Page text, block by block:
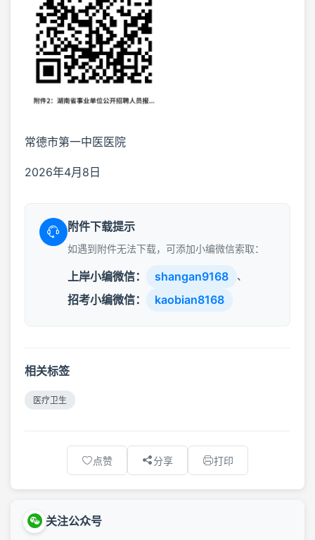
常德市第一中医医院
2026年4月8日
附件下载提示
如遇到附件无法下载，可添加小编微信索取：
上岸小编微信： shangan9168 、
招考小编微信： kaobian8168
相关标签
医疗卫生
点赞 分享 打印
关注公众号